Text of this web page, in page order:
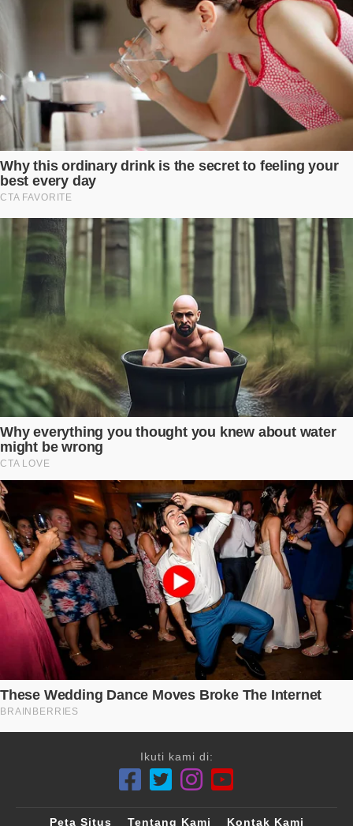
Ikuti kami di:
Peta Situs Tentang Kami Kontak Kami